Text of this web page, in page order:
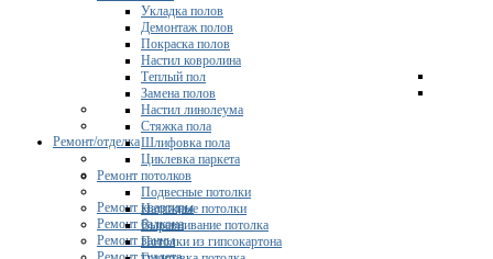
Ремонт/отделка
Ремонт квартиры
Ремонт балкона
Ремонт ванны
Укладка полов
Демонтаж полов
Покраска полов
Настил ковролина
Теплый пол
Замена полов
Настил линолеума
Стяжка пола
Шлифовка пола
Циклевка паркета
Ремонт потолков
Подвесные потолки
Натяжные потолки
Выравнивание потолка
Потолки из гипсокартона